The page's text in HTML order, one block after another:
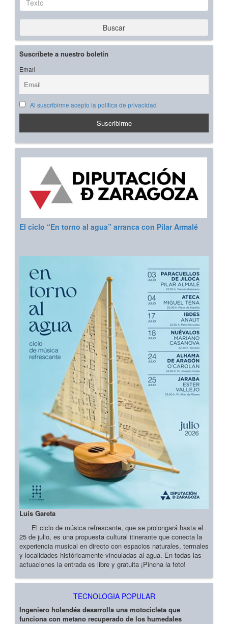
Buscar
Suscríbete a nuestro boletín
Email
Al suscribirme acepto la política de privacidad
El ciclo “En torno al agua” arranca con Pilar Armalé
Luis Gareta
El ciclo de música refrescante, que se prolongará hasta el
25 de julio, es una propuesta cultural itinerante que conecta la
experiencia musical en directo con espacios naturales, termales
y localidades históricamente vinculadas al agua. En todas las
actuaciones la entrada es libre y gratuita ¡Pincha la foto!
TECNOLOGIA POPULAR
Ingeniero holandés desarrolla una motocicleta que
funciona con metano recuperado de los humedales